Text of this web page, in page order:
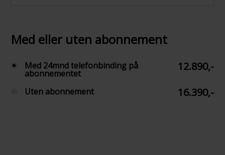
Med eller uten abonnement
Med 24mnd telefonbinding på
abonnementet
12.890,-
Uten abonnement 16.390,-